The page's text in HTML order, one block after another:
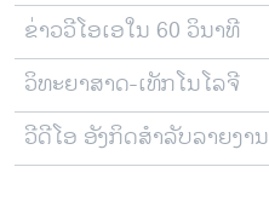
ພາສາຕ່າງໆ
ຂ່າວວີໂອເອໃນ 60 ວິນາທີ
ວິທະຍາສາດ-ເທັກໂນໂລຈີ
ວີດີໂອ ອັງກິດສຳລັບລາຍງານ